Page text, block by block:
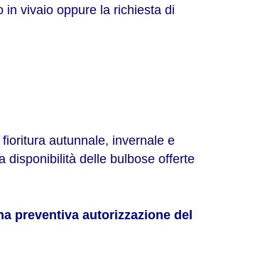
in vivaio oppure la richiesta di
autunnale, invernale e
disponibilità delle bulbose offerte
preventiva autorizzazione del